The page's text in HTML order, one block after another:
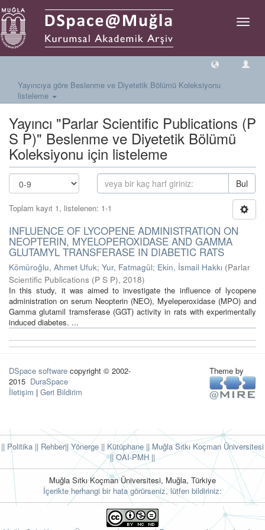
Geçiş
Yayıncıya göre Beslenme ve Diyetetik Bölümü Koleksiyonu
listeleme
Yayıncı "Parlar Scientific Publications (P
S P)" Beslenme ve Diyetetik Bölümü
Koleksiyonu için listeleme
Bul
Toplam kayıt 1, listelenen: 1-1
INFLUENCE OF LYCOPENE ADMINISTRATION ON
NEOPTERIN, MYELOPEROXIDASE AND GAMMA
GLUTAMYL TRANSFERASE IN DIABETIC RATS
Kömüroğlu, Ahmet Ufuk; Yur, Fatmagül; Ekin, İsmail Hakkı (Parlar
Scientific Publications (P S P), 2018)
In this study, it was aimed to investigate the influence of lycopene
administration on serum Neopterin (NEO), Myeleperoxidase (MPO) and
Gamma glutamil tramsferase (GGT) activity in rats with experimentally
induced diabetes. ...
DSpace software copyright © 2002-
2015 DuraSpace
İletişim | Geri Bildirim
Theme by
|| Politika || Rehber|| Yönerge || Kütüphane || Muğla Sıtkı Koçman Üniversitesi
||OAI-PMH ||
Muğla Sıtkı Koçman Üniversitesi, Muğla, Türkiye
İçerikte herhangi bir hata görürseniz, lütfen bildiriniz: